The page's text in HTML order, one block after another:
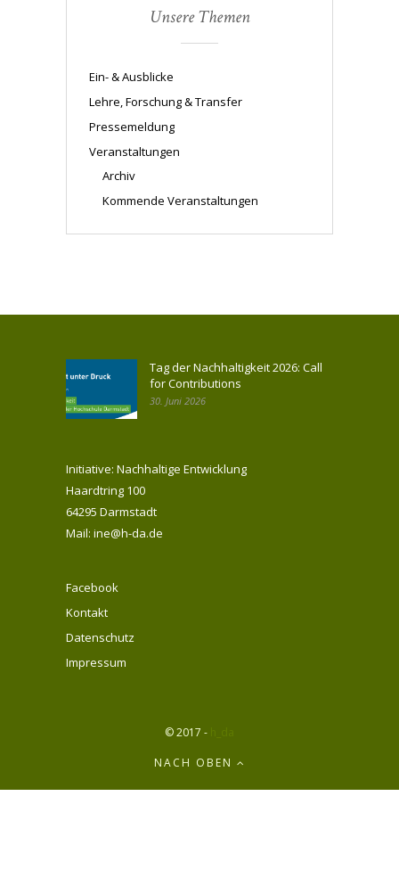
Unsere Themen
Ein- & Ausblicke
Lehre, Forschung & Transfer
Pressemeldung
Veranstaltungen
Archiv
Kommende Veranstaltungen
Tag der Nachhaltigkeit 2026: Call
for Contributions
30. Juni 2026
Initiative: Nachhaltige Entwicklung
Haardtring 100
64295 Darmstadt
Mail: ine@h-da.de
Facebook
Kontakt
Datenschutz
Impressum
© 2017 -
NACH OBEN